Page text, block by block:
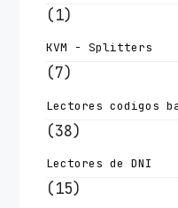
(1)
KVM - Splitters
(7)
Lectores codigos
(38)
Lectores de DNI
(15)